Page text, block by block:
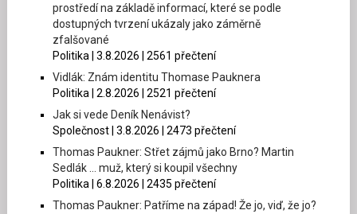
prostředí na základě informací, které se podle
dostupných tvrzení ukázaly jako záměrně
zfalšované
Politika | 3.8.2026 | 2561 přečtení
Vidlák: Znám identitu Thomase Pauknera
Politika | 2.8.2026 | 2521 přečtení
Jak si vede Deník Nenávist?
Společnost | 3.8.2026 | 2473 přečtení
Thomas Paukner: Střet zájmů jako Brno? Martin
Sedlák … muž, který si koupil všechny
Politika | 6.8.2026 | 2435 přečtení
Thomas Paukner: Patříme na západ! Že jo, viď, že jo?